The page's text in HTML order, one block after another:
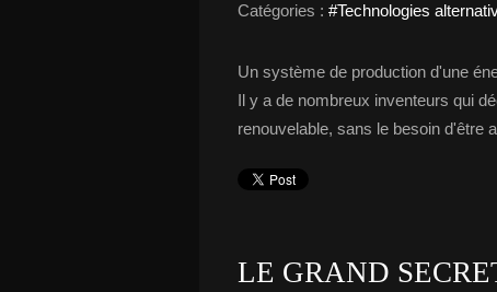
Catégories : #Technologies
Un système de production d'une
Il y a de nombreux inventeurs qui
renouvelable, sans le besoin d'être
LE GRAND